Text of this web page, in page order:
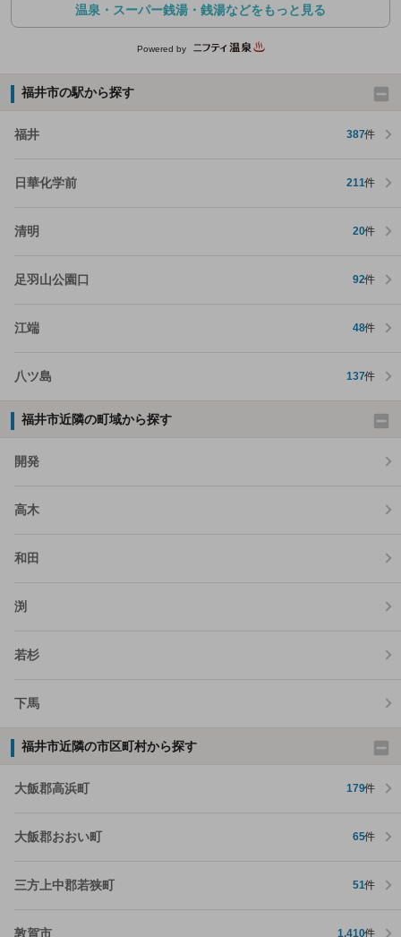
温泉・スーパー銭湯・銭湯などをもっと見る
Powered by
福井市の駅から探す
福井 387件
日華化学前 211件
清明 20件
足羽山公園口 92件
江端 48件
八ツ島 137件
福井市近隣の町域から探す
開発
高木
和田
渕
若杉
下馬
福井市近隣の市区町村から探す
大飯郡高浜町 179件
大飯郡おおい町 65件
三方上中郡若狭町 51件
敦賀市 1,410件